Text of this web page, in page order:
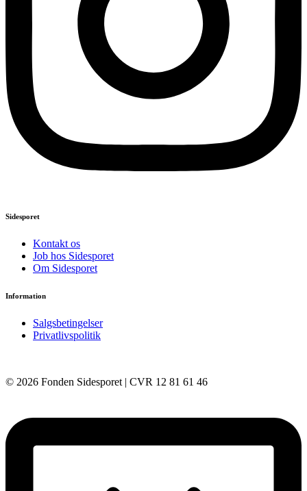
Sidesporet
Kontakt os
Job hos Sidesporet
Om Sidesporet
Information
Salgsbetingelser
Privatlivspolitik
© 2026 Fonden Sidesporet | CVR 12 81 61 46